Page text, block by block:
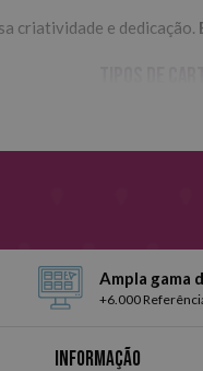
criatividade e dedicação.
de diferentes
as cartolinas que
Ampla gama
+6.000
Informação